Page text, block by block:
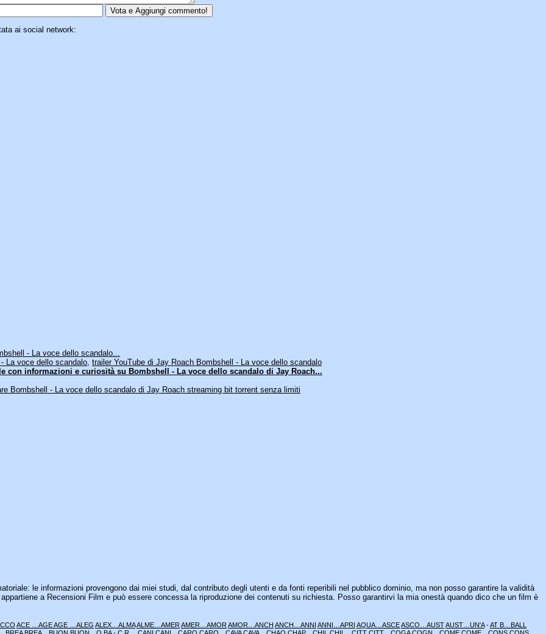
ai social network:
- La voce dello scandalo...
La voce dello scandalo trailer YouTube di Jay Roach Bombshell - La voce dello scandalo
con informazioni e curiosità su Bombshell - La voce dello scandalo di Jay Roach...
Bombshell - La voce dello scandalo di Jay Roach streaming bit torrent senza limiti
le informazioni provengono dai miei studi, dal contributo degli utenti e da fonti reperibili nel pubblico dominio, ma non posso garantire la validità
a Recensioni Film e può essere concessa la riproduzione dei contenuti su richiesta. Posso garantirvi la mia onestà quando dico che un film è
ACE …AGEAGE …ALEG ALEX…ALMAALME…AMERAMER…AMORAMOR…ANCH ANCH…ANNI ANNI…APRI AQUA…ASCEASCO…AUSTAUST…UN'A-AT B…BALL